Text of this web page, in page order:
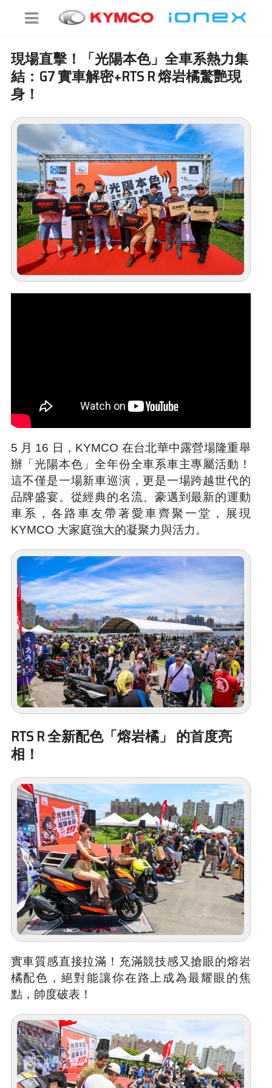
現場直擊！「光陽本色」全車系熱力集
結：G7 實車解密+RTS R 熔岩橘驚艷現
身！
5 月 16 日，KYMCO 在台北華中露營場隆重舉
辦「光陽本色」全年份全車系車主專屬活動！
這不僅是一場新車巡演，更是一場跨越世代的
品牌盛宴。從經典的名流、豪邁到最新的運動
車系，各路車友帶著愛車齊聚一堂，展現
KYMCO 大家庭強大的凝聚力與活力。
RTS R 全新配色「熔岩橘」 的首度亮
相！
實車質感直接拉滿！充滿競技感又搶眼的熔岩
橘配色，絕對能讓你在路上成為最耀眼的焦
點，帥度破表！